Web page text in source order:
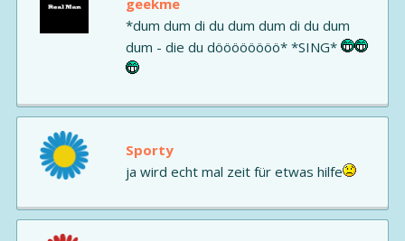
geekme
*dum dum di du dum dum di du dum
dum - die du döööööööö* *SING*
Sporty
ja wird echt mal zeit für etwas hilfe